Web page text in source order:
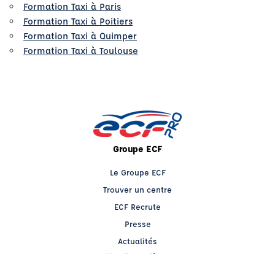
Formation Taxi à Paris
Formation Taxi à Poitiers
Formation Taxi à Quimper
Formation Taxi à Toulouse
Groupe ECF
Le Groupe ECF
Trouver un centre
ECF Recrute
Presse
Actualités